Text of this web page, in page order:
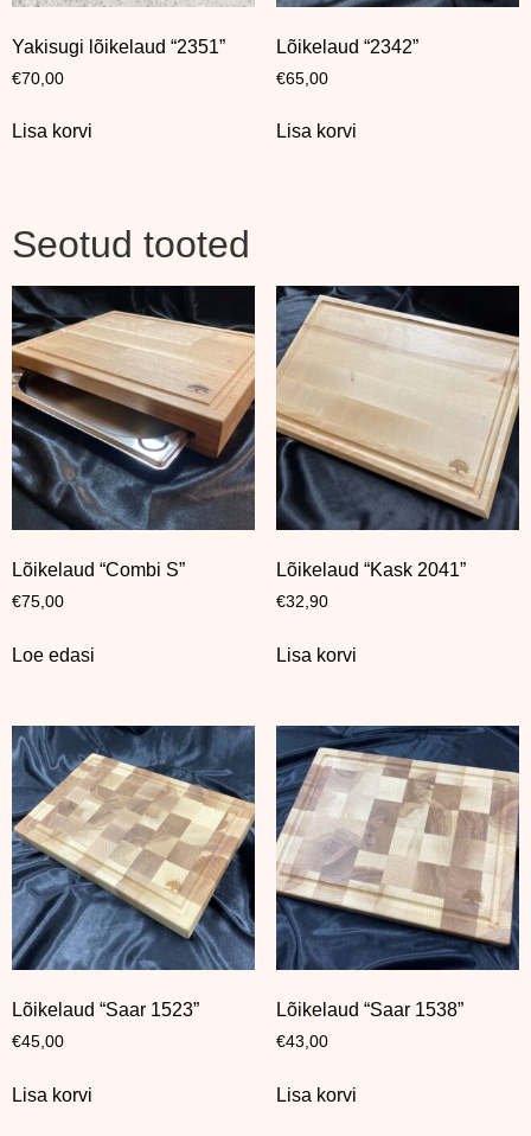
Yakisugi lõikelaud “2351”
€70,00
Lisa korvi
Lõikelaud “2342”
€65,00
Lisa korvi
Seotud tooted
Lõikelaud “Combi S”
€75,00
Loe edasi
Lõikelaud “Kask 2041”
€32,90
Lisa korvi
Lõikelaud “Saar 1523”
€45,00
Lisa korvi
Lõikelaud “Saar 1538”
€43,00
Lisa korvi